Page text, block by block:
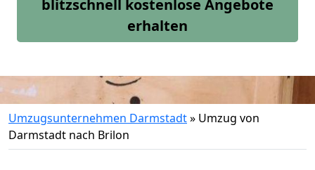
blitzschnell kostenlose Angebote
erhalten
Umzugsunternehmen Darmstadt» Umzug von
Darmstadt nach Brilon